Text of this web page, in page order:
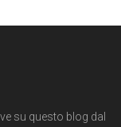
su questo blog dal